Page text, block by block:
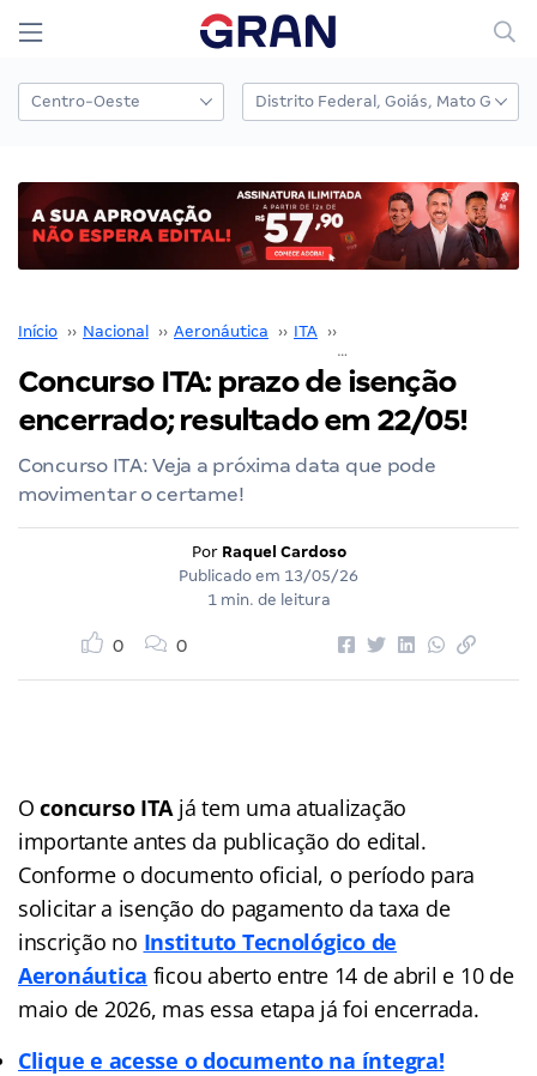
Início ›› Nacional ›› Aeronáutica ›› ITA ››
Concurso ITA: prazo de isenção
encerrado; resultado em 22/05!
Concurso ITA: Veja a próxima data que pode
movimentar o certame!
Por Raquel Cardoso
Publicado em 13/05/26
1 min. de leitura
0 0
O concurso ITAjá tem uma atualização
importante antes da publicação do edital.
Conforme o documento oficial, o período para
solicitar a isenção do pagamento da taxa de
inscrição no Instituto Tecnológico de
Aeronáutica ficou aberto entre 14 de abril e 10 de
maio de 2026, mas essa etapa já foi encerrada.
Clique e acesse o documento na íntegra!